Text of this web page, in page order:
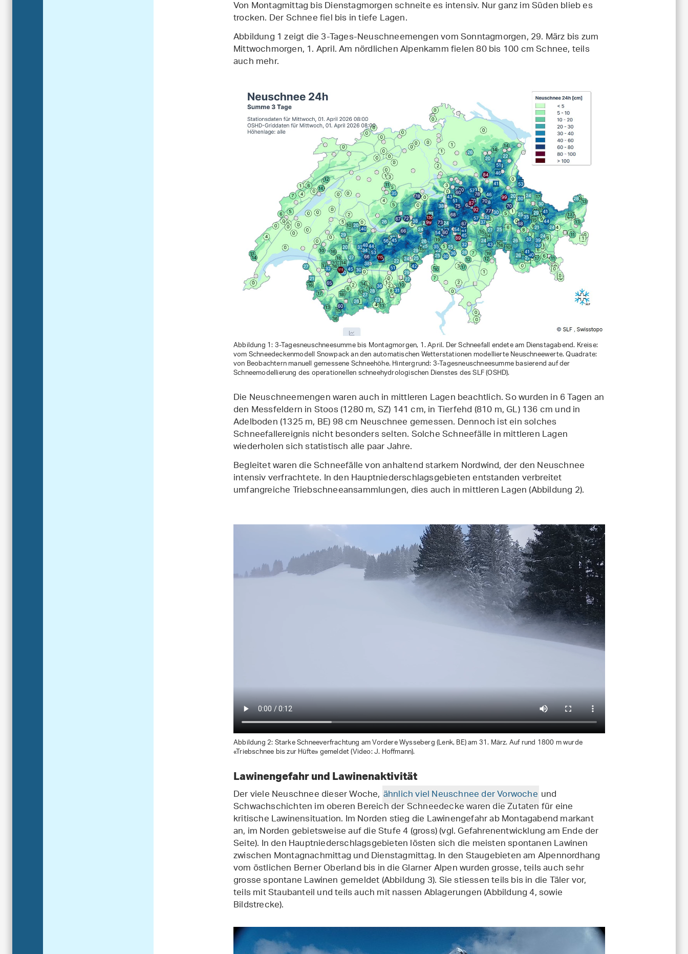
Von Montagmittag bis Dienstagmorgen schneite es intensiv. Nur ganz im Süden blieb es
trocken. Der Schnee fiel bis in tiefe Lagen.
Abbildung 1 zeigt die 3-Tages-Neuschneemengen vom Sonntagmorgen, 29. März bis zum
Mittwochmorgen, 1. April. Am nördlichen Alpenkamm fielen 80 bis 100 cm Schnee, teils
auch mehr.
Abbildung 1: 3-Tagesneuschneesumme bis Montagmorgen, 1. April. Der Schneefall endete am Dienstagabend. Kreise:
vom Schneedeckenmodell Snowpack an den automatischen Wetterstationen modellierte Neuschneewerte. Quadrate:
von Beobachtern manuell gemessene Schneehöhe. Hintergrund: 3-Tagesneuschneesumme basierend auf der
Schneemodellierung des operationellen schneehydrologischen Dienstes des SLF (OSHD).
Die Neuschneemengen waren auch in mittleren Lagen beachtlich. So wurden in 6 Tagen an
den Messfeldern in Stoos (1280 m, SZ) 141 cm, in Tierfehd (810 m, GL) 136 cm und in
Adelboden (1325 m, BE) 98 cm Neuschnee gemessen. Dennoch ist ein solches
Schneefallereignis nicht besonders selten. Solche Schneefälle in mittleren Lagen
wiederholen sich statistisch alle paar Jahre.
Begleitet waren die Schneefälle von anhaltend starkem Nordwind, der den Neuschnee
intensiv verfrachtete. In den Hauptniederschlagsgebieten entstanden verbreitet
umfangreiche Triebschneeansammlungen, dies auch in mittleren Lagen (Abbildung 2).
Abbildung 2: Starke Schneeverfrachtung am Vordere Wysseberg (Lenk, BE) am 31. März. Auf rund 1800 m wurde
«Triebschnee bis zur Hüfte» gemeldet (Video: J. Hoffmann).
Lawinengefahr und Lawinenaktivität
Der viele Neuschnee dieser Woche, ähnlich viel Neuschnee der Vorwoche und
Schwachschichten im oberen Bereich der Schneedecke waren die Zutaten für eine
kritische Lawinensituation. Im Norden stieg die Lawinengefahr ab Montagabend markant
an, im Norden gebietsweise auf die Stufe 4 (gross) (vgl. Gefahrenentwicklung am Ende der
Seite). In den Hauptniederschlagsgebieten lösten sich die meisten spontanen Lawinen
zwischen Montagnachmittag und Dienstagmittag. In den Staugebieten am Alpennordhang
vom östlichen Berner Oberland bis in die Glarner Alpen wurden grosse, teils auch sehr
grosse spontane Lawinen gemeldet (Abbildung 3). Sie stiessen teils bis in die Täler vor,
teils mit Staubanteil und teils auch mit nassen Ablagerungen (Abbildung 4, sowie
Bildstrecke).